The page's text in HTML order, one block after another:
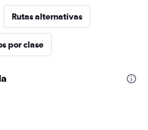
Rutas alternativas
por clase